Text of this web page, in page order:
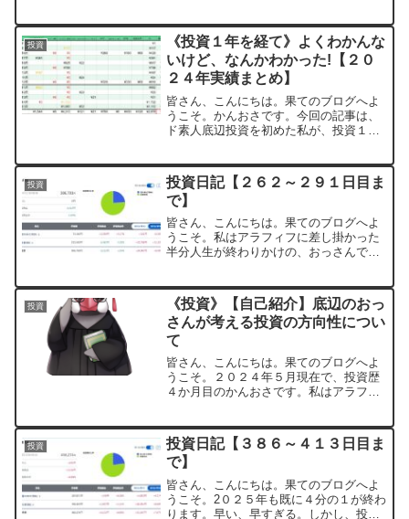
みつつ楽しんでます。魔の７月（勝手に
命名）には、備えておいた...
投資
《投資１年を経て》よくわかんな
いけど、なんかわかった!【２０
２４年実績まとめ】
皆さん、こんにちは。果てのブログへよ
うこそ。かんおさです。今回の記事は、
ド素人底辺投資を初めた私が、投資１年
んないけどなんかわかった!」って言いた
かったからだけではあり...
投資
投資日記【２６２～２９１日目ま
で】
皆さん、こんにちは。果てのブログへよ
うこそ。私はアラフィフに差し掛かった
半分人生が終わりかけの、おっさんであ
それを武器にしつつ、ざっくばらんに記
事を書いていきたいと思いま...
投資
《投資》【自己紹介】底辺のおっ
さんが考える投資の方向性につい
て
皆さん、こんにちは。果てのブログへよ
うこそ。２０２４年５月現在で、投資歴
４か月目のかんおさです。私はアラフィ
収入に加え、投資ド素人のペーペーな訳
ですが、それを武器にしつ...
投資
投資日記【３８６～４１３日目ま
で】
皆さん、こんにちは。果てのブログへよ
うこそ。2０２５年も既に４分の１が終わ
ります。早い、早すぎる。しかし、投資